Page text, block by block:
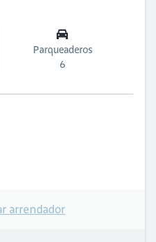
Parqueaderos
6
arrendador